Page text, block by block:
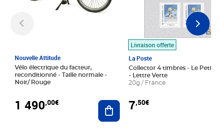
Nouvelle Attitude
Vélo électrique du facteur,
reconditionné - Taille normale -
Noir/ Rouge
1 490,00€ Ajouter au panier
Livraison offerte
La Poste
Collector 4 timbres - Le Petit
- Lettre Verte
20g / France
7,50€